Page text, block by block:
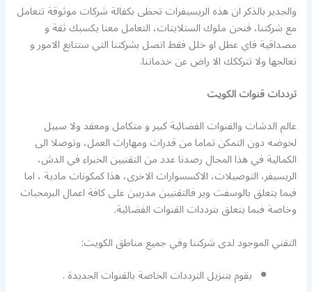
والجدير بالذكر ان هذه الريسيفرات تحظى بكفالة شركات موثوقة تتعامل
مع شركتنا، فنحن ملوك الستلايتات، التعامل معنا يكسبك ثقة و
مصداقية فاي عطل او خلل فقط اتصل بشركتنا التي ستتابع الامور و
تعالجها ولا تترككك الا راض عن خدماتنا.
ترددات قنوات الكويت
عالم الدشات والقنوات الفضائية كبير و متكامل ومعقد ولا سبيل
لخوضه دون التمكن تماما من قدرات ومهارات العمل، وتوصلا الى
الكمالية في هذا المجال رصدنا عدد من التقنيين الخبراء في الدش،
الريسيفر، التوصيلات، الاكسسوارات الاخرى، هذا كمكونات مادية ، اما
فيما يتعلق بالوسفت وير فالتقنيين مدربين على كافة اعمال البرمجيات
وخاصة فبما يتعلق بترددات القنوات الفضائية.
التقني الموجود لدى شركتنا وفي جميع مناطق الكويت:
يقوم بتنزيل الترددات الخاصة بالقنوات الجديدة .